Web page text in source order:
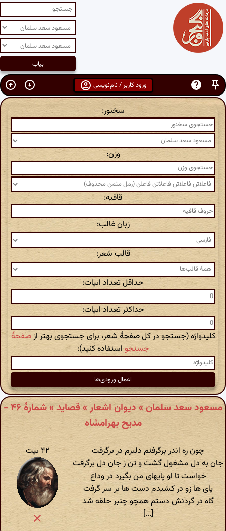
ورود کاربر / نام‌نویسی
سخنور:
وزن:
قافیه:
زبان غالب:
قالب شعر:
حداقل تعداد ابیات:
حداکثر تعداد ابیات:
کلیدواژه (جستجو در کل صفحهٔ شعر، برای جستجوی بهتر ازصفحهٔ
جستجو استفاده کنید):
مسعود سعد سلمان » دیوان اشعار » قصاید » شمارهٔ ۴۶ -
مدیح بهرامشاه
چون ره اندر برگرفتم دلبرم در برگرفت
جان به دل مشغول گشت و تن ز جان دل برگرفت
خواست تا او پایهای من بگیرد در وداع
پای ها زو در کشیدم دست ها بر سر گرفت
گاه در گردنش دستم همچو چنبر حلقه شد
[...]
۴۲ بیت